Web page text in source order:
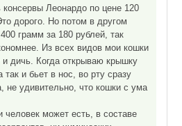
Леонардо по цене 120
дорого. Но потом в другом
грамм за 180 рублей, так
Из всех видов мои кошки
и дичь. Когда открываю крышку
и бьет в нос, во рту сразу
не удивительно, что кошки с ума
может есть, в составе